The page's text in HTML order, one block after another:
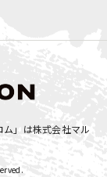
ム」は株式会社マル